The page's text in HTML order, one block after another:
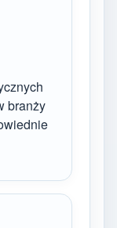
branży